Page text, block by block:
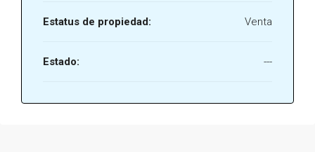
Estatus de propiedad: Venta
Estado: ---